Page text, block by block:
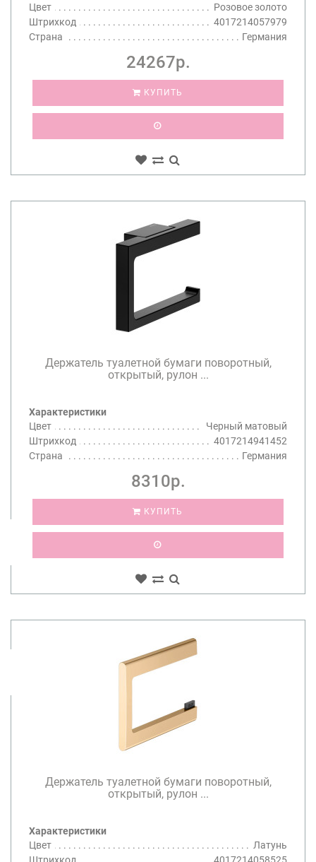
Цвет
Розовое золото
Штрихкод
4017214057979
Страна
Германия
24267р.
КУПИТЬ
Держатель туалетной бумаги поворотный,
открытый, рулон ...
Характеристики
Цвет
Черный матовый
Штрихкод
4017214941452
Страна
Германия
8310р.
КУПИТЬ
Держатель туалетной бумаги поворотный,
открытый, рулон ...
Характеристики
Цвет
Латунь
Штрихкод
4017214058525